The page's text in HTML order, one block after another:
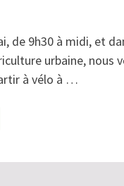
de 9h30 à midi, et
urbaine, nous
à vélo à …